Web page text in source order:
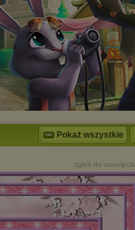
Pokaż wszystkie
zgłoś do usunięcia